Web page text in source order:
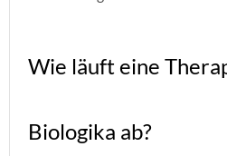
Wie läuft eine
Biologika ab?